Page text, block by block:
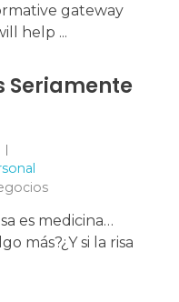
gateway
help ...
Seriamente
es medicina…
más?¿Y si la risa